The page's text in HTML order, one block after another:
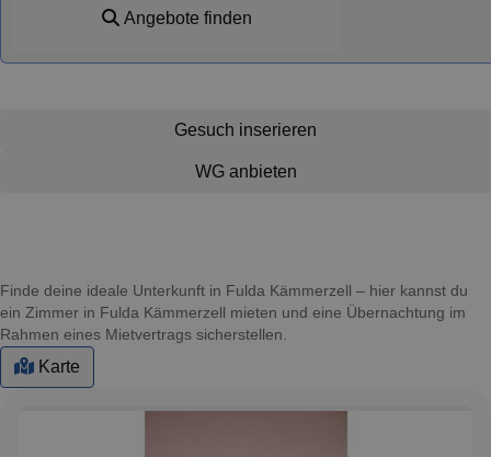
Angebote finden
Gesuch inserieren
WG anbieten
Finde deine ideale Unterkunft in Fulda Kämmerzell – hier kannst du
ein Zimmer in Fulda Kämmerzell mieten und eine Übernachtung im
Rahmen eines Mietvertrags sicherstellen.
Karte